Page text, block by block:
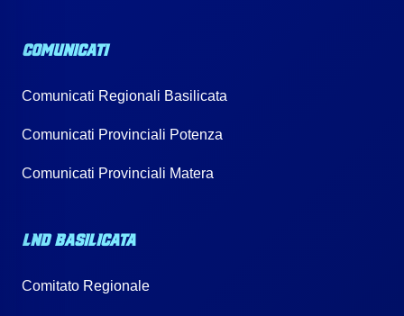
COMUNICATI
Comunicati Regionali Basilicata
Comunicati Provinciali Potenza
Comunicati Provinciali Matera
LND BASILICATA
Comitato Regionale